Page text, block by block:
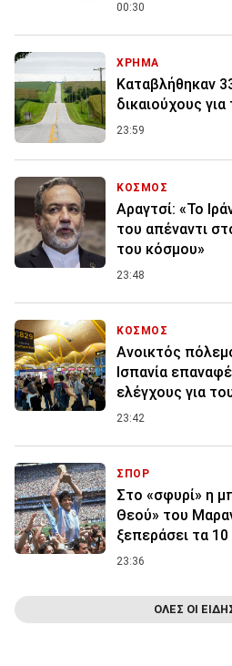
00:30
ΧΡΗΜΑ
Καταβλήθηκαν
δικαιούχους
23:59
ΚΟΣΜΟΣ
Αραγτσί: «Το
του απέναντι
του κόσμου»
23:48
ΚΟΣΜΟΣ
Ανοικτός
Ισπανία
ελέγχους για
23:42
ΣΠΟΡ
Στο «σφυρί» η
Θεού» του
ξεπεράσει τα
23:36
ΟΛΕΣ ΟΙ